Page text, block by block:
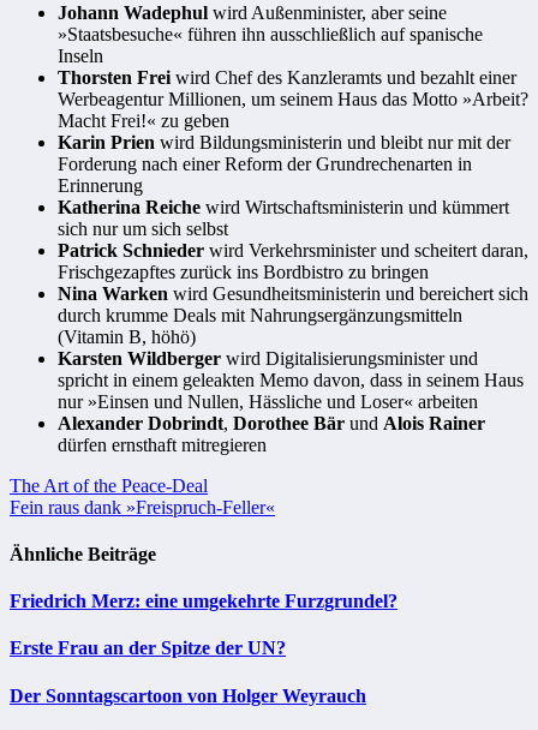
Johann Wadephul wird Außenminister, aber seine
»Staatsbesuche« führen ihn ausschließlich auf spanische
Inseln
Thorsten Frei wird Chef des Kanzleramts und bezahlt einer
Werbeagentur Millionen, um seinem Haus das Motto »Arbeit?
Macht Frei!« zu geben
Karin Prien wird Bildungsministerin und bleibt nur mit der
Forderung nach einer Reform der Grundrechenarten in
Erinnerung
Katherina Reiche wird Wirtschaftsministerin und kümmert
sich nur um sich selbst
Patrick Schnieder wird Verkehrsminister und scheitert daran,
Frischgezapftes zurück ins Bordbistro zu bringen
Nina Warken wird Gesundheitsministerin und bereichert sich
durch krumme Deals mit Nahrungsergänzungsmitteln
(Vitamin B, höhö)
Karsten Wildberger wird Digitalisierungsminister und
spricht in einem geleakten Memo davon, dass in seinem Haus
nur »Einsen und Nullen, Hässliche und Loser« arbeiten
Alexander Dobrindt, Dorothee Bär und Alois Rainer
dürfen ernsthaft mitregieren
Beitragsnavigation
The Art of the Peace-Deal
Fein raus dank »Freispruch-Feller«
Ähnliche Beiträge
Friedrich Merz: eine umgekehrte Furzgrundel?
Erste Frau an der Spitze der UN?
Der Sonntagscartoon von Holger Weyrauch